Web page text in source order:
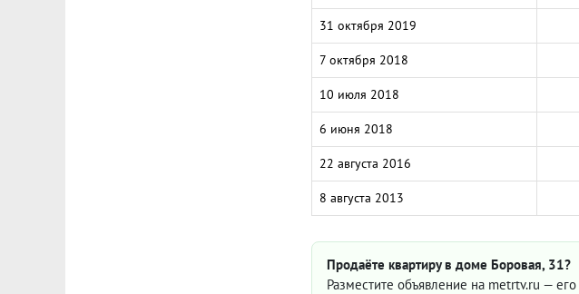
31 октября 2019
7 октября 2018
10 июля 2018
6 июня 2018
22 августа 2016
8 августа 2013
Продаёте квартиру в доме Боровая, 31?
Разместите объявление на metrtv.ru —